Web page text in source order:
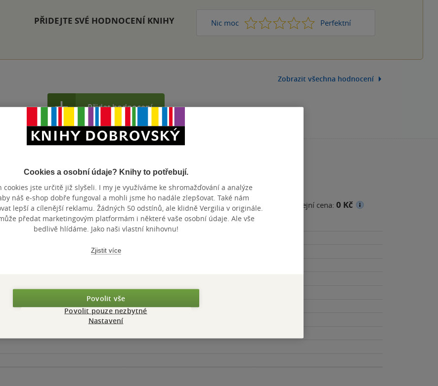
PŘIDEJTE SVÉ HODNOCENÍ KNIHY Nic moc 1 2 3 4 Perfektní
5
Zobrazit všechna hodnocení
Přidat hodnocení
Maloobchodní cena Minimální prodejní cena: 0 Kč
Cookies a osobní údaje? Knihy to potřebují.
cookies jste určitě již slyšeli. I my je využíváme ke shromažďování a analýze
náš e-shop dobře fungoval a mohli jsme ho nadále zlepšovat. Také nám
lepší a cílenější reklamu. Žádných 50 odstínů, ale klidně Vergilia v originále.
předat marketingovým platformám i některé vaše osobní údaje. Ale vše
bedlivě hlídáme. Jako naši vlastní knihovnu!
Zjistit více
Povolit vše
Povolit pouze nezbytné
Nastavení